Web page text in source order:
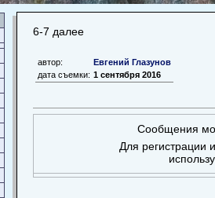
6-7 далее
автор:
Евгений Глазунов
дата съемки: 1 сентября 2016
Сообщения
Для регистрации